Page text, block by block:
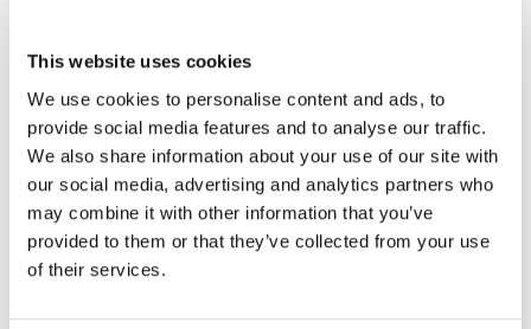
This website uses cookies
We use cookies to personalise content and ads, to
provide social media features and to analyse our traffic.
We also share information about your use of our site with
our social media, advertising and analytics partners who
may combine it with other information that you’ve
provided to them or that they’ve collected from your use
of their services.
tarkasteltaessa läpi koko vuoden.
Mediaryhmien osuuksia tarkasteltaessa
mediaryhmäjaottelulla, jossa verkkomainonta
katsotaan omaksi mediaryhmäkseen, suurin osuus oli
verkkomedialla (52,7 %). Verrattuna vuoteen 2022
mainonnan panostukset kasvoivat
elokuvamainonnassa sekä ulkomainonnassa.